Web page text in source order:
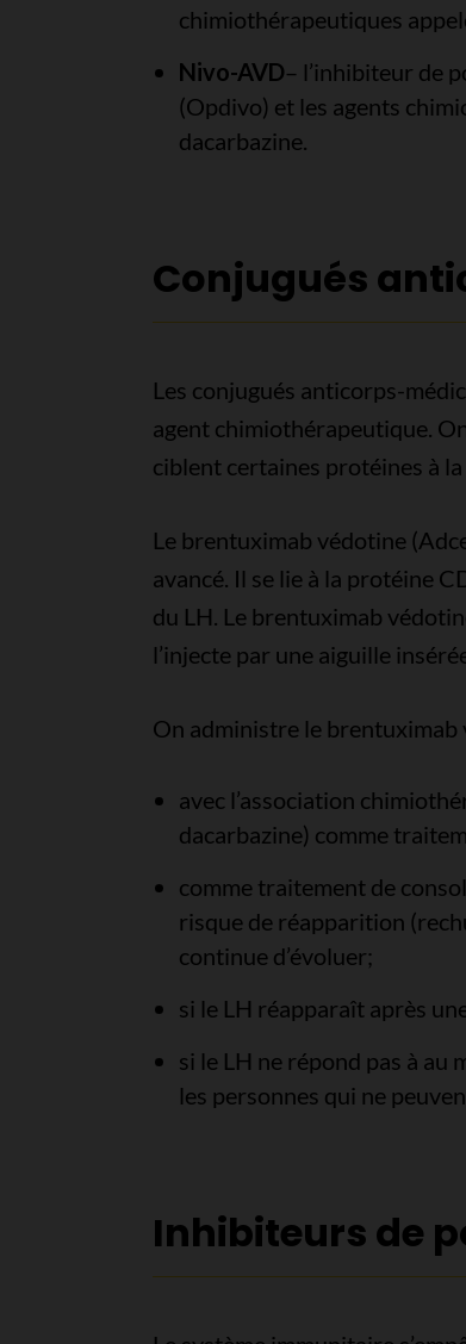
chimiothérapeutiques
Nivo-AVD– l’inhibiteur de
(Opdivo) et les agents
dacarbazine.
Conjugués
Les conjugués anticorps-
agent chimiothérapeutique.
ciblent certaines protéines à
Le brentuximab védotine
avancé. Il se lie à la protéine
du LH. Le brentuximab
l’injecte par une aiguille
On administre le brentuximab
avec l’association
dacarbazine) comme
comme traitement de
risque de réapparition
continue d’évoluer;
si le LH réapparaît après
si le LH ne répond pas à au
les personnes qui ne
Inhibiteurs de